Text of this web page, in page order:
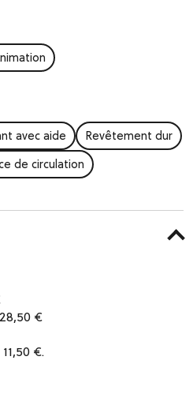
avec aide
Revêtement dur
de circulation
€
€.